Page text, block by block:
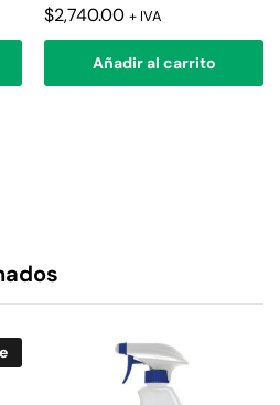
$2,740.00 + IVA
Añadir al carrito